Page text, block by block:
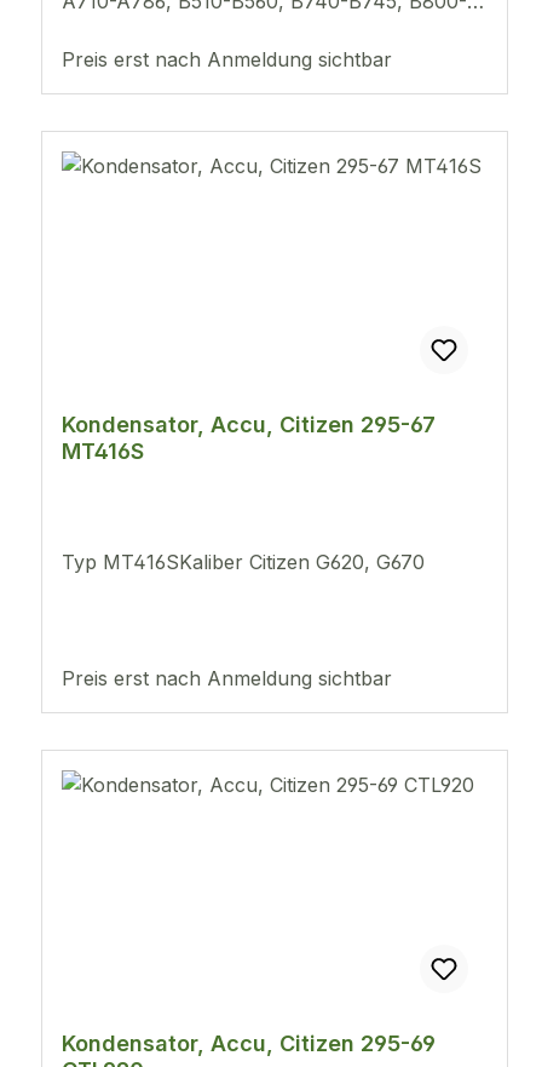
H461, BR10 Miyota 7W71, BR10
Preis erst nach Anmeldung sichtbar
Kondensator, Accu, Citizen 295-67
MT416S
Typ MT416SKaliber Citizen G620, G670
Preis erst nach Anmeldung sichtbar
Kondensator, Accu, Citizen 295-69